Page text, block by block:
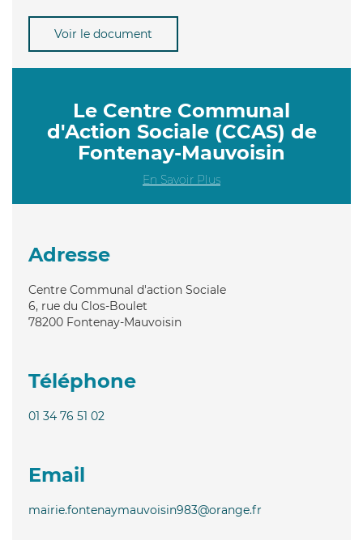
Voir le document
Le Centre Communal
d'Action Sociale (CCAS) de
Fontenay-Mauvoisin
En Savoir Plus
Adresse
Centre Communal d'action Sociale
6, rue du Clos-Boulet
78200 Fontenay-Mauvoisin
Téléphone
01 34 76 51 02
Email
mairie.fontenaymauvoisin983@orange.fr